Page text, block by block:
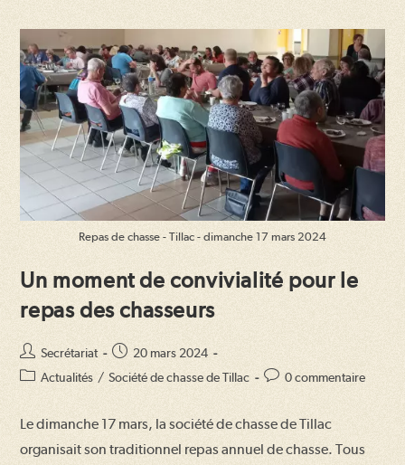
Repas de chasse - Tillac - dimanche 17 mars 2024
Un moment de convivialité pour le
repas des chasseurs
Auteur/autrice
de
Secrétariat
Publication
publiée :
20 mars 2024
PostActualités / Société de chasse de Tillac
Commentaires
publication :
0 commentaire
Le dimanche 17 mars, la société de chasse de Tillac
organisait son traditionnel repas annuel de chasse. Tous